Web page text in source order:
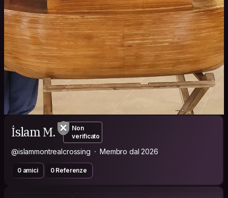
İslam M.
Non
verificato
@islammontrealcrossing Membro dal 2026
0 amici 0 Referenze